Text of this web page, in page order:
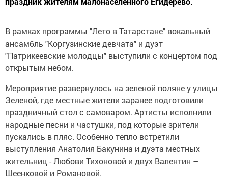
В рамках программы "Лето в Татарстане" вокальный
ансамбль "Коргузинские девчата" и дуэт
"Патрикеевские молодцы" выступили с концертом под
открытым небом.
Мероприятие развернулось на зеленой поляне у улицы
Зеленой, где местные жители заранее подготовили
праздничный стол с самоваром. Артисты исполнили
народные песни и частушки, под которые зрители
пускались в пляс. Особенно тепло встретили
выступления Анатолия Бакунина и дуэта местных
жительниц - Любови Тихоновой и двух Валентин –
Шеенковой и Романовой.